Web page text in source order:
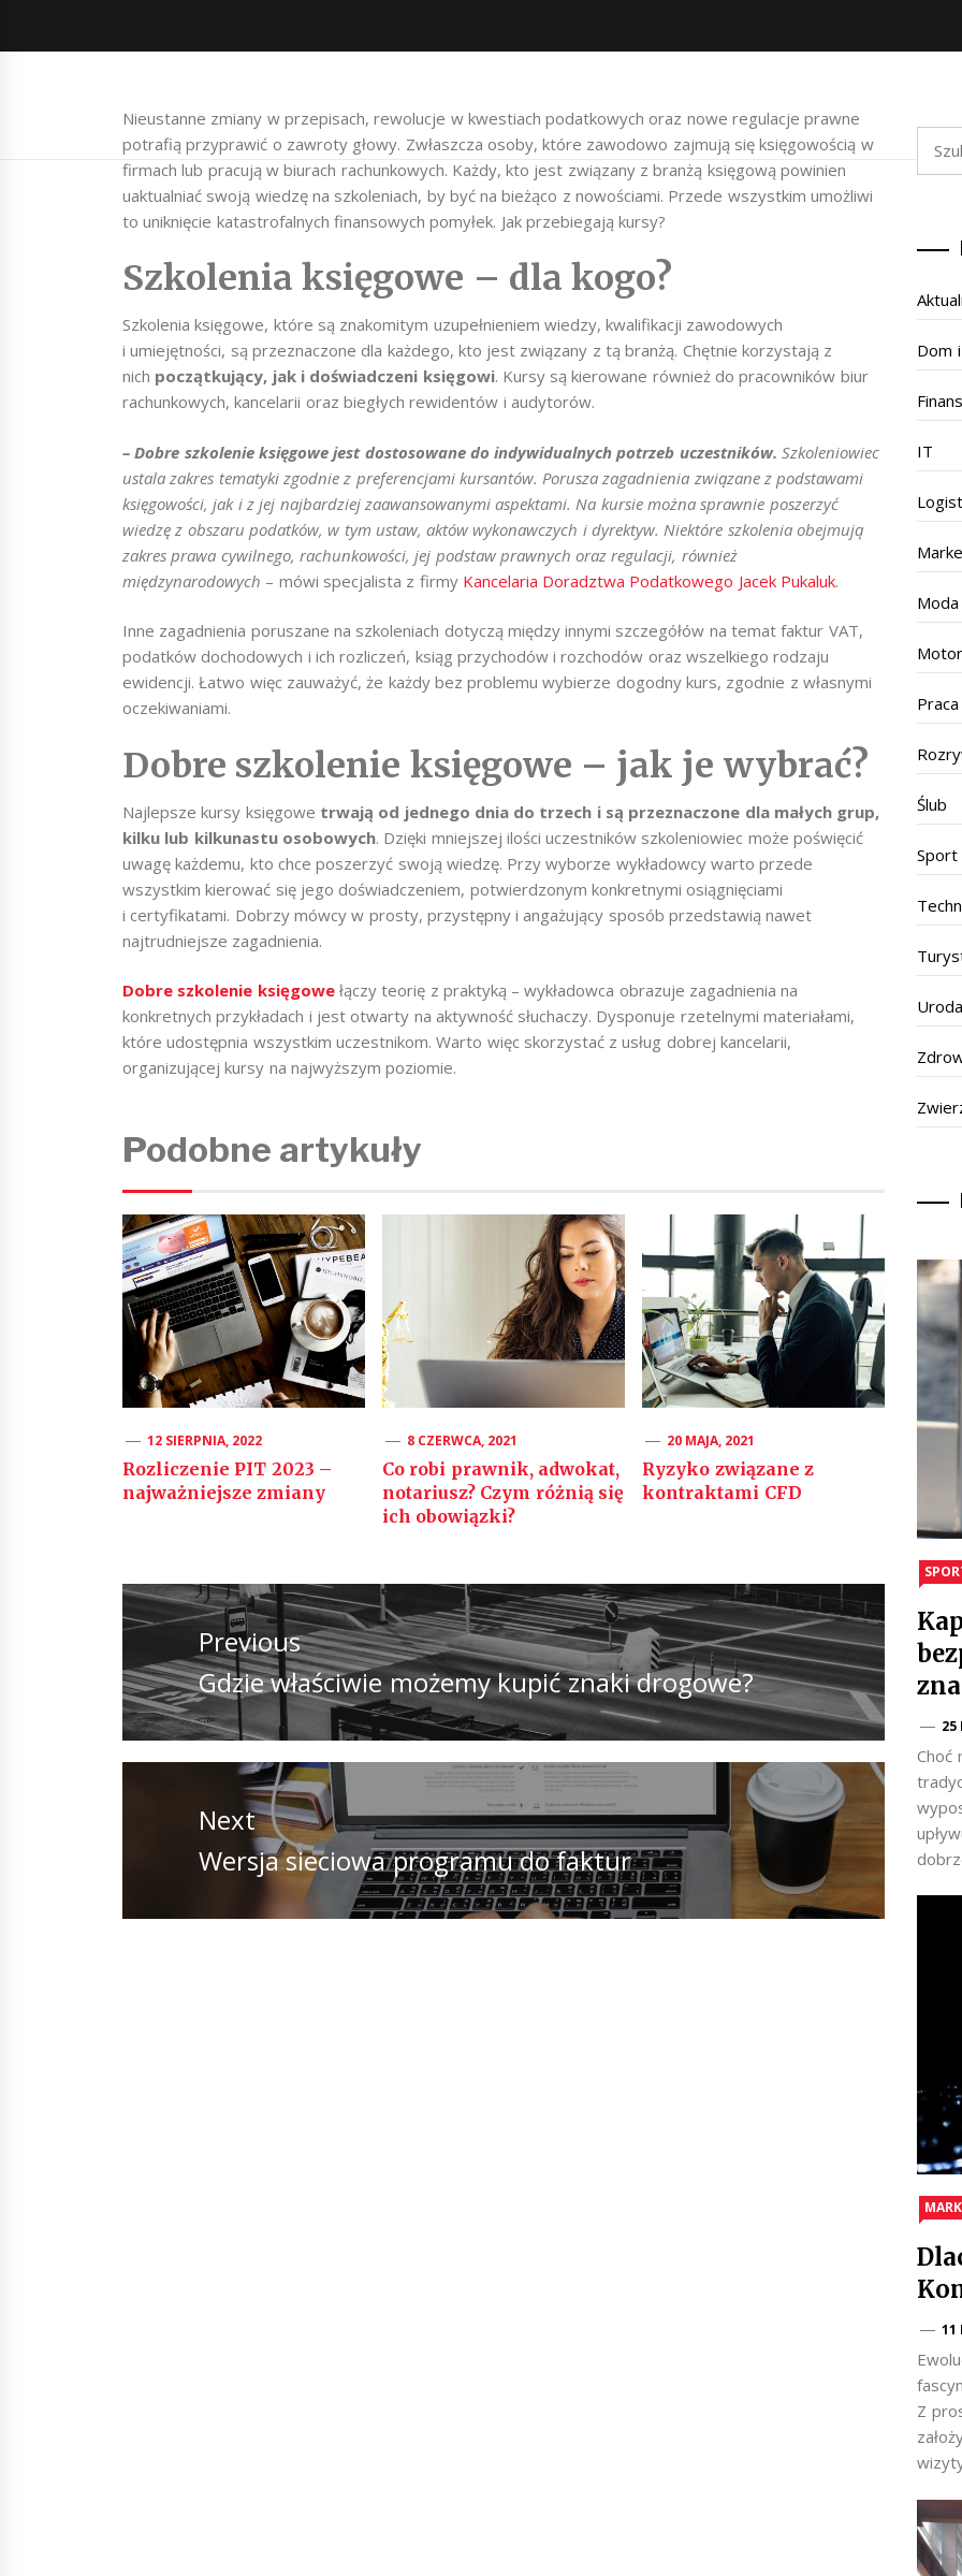
Nieustanne zmiany w przepisach, rewolucje w kwestiach podatkowych oraz nowe regulacje prawne
potrafią przyprawić o zawroty głowy. Zwłaszcza osoby, które zawodowo zajmują się księgowością w
firmach lub pracują w biurach rachunkowych. Każdy, kto jest związany z branżą księgową powinien
uaktualniać swoją wiedzę na szkoleniach, by być na bieżąco z nowościami. Przede wszystkim umożliwi
to uniknięcie katastrofalnych finansowych pomyłek. Jak przebiegają kursy?
Szkolenia księgowe – dla kogo?
Szkolenia księgowe, które są znakomitym uzupełnieniem wiedzy, kwalifikacji zawodowych
i umiejętności, są przeznaczone dla każdego, kto jest związany z tą branżą. Chętnie korzystają z
nich początkujący, jak i doświadczeni księgowi. Kursy są kierowane również do pracowników biur
rachunkowych, kancelarii oraz biegłych rewidentów i audytorów.
– Dobre szkolenie księgowe jest dostosowane do indywidualnych potrzeb uczestników. Szkoleniowiec
ustala zakres tematyki zgodnie z preferencjami kursantów. Porusza zagadnienia związane z podstawami
księgowości, jak i z jej najbardziej zaawansowanymi aspektami. Na kursie można sprawnie poszerzyć
wiedzę z obszaru podatków, w tym ustaw, aktów wykonawczych i dyrektyw. Niektóre szkolenia obejmują
zakres prawa cywilnego, rachunkowości, jej podstaw prawnych oraz regulacji, również
międzynarodowych – mówi specjalista z firmy Kancelaria Doradztwa Podatkowego Jacek Pukaluk.
Inne zagadnienia poruszane na szkoleniach dotyczą między innymi szczegółów na temat faktur VAT,
podatków dochodowych i ich rozliczeń, ksiąg przychodów i rozchodów oraz wszelkiego rodzaju
ewidencji. Łatwo więc zauważyć, że każdy bez problemu wybierze dogodny kurs, zgodnie z własnymi
oczekiwaniami.
Dobre szkolenie księgowe – jak je wybrać?
Najlepsze kursy księgowe trwają od jednego dnia do trzech i są przeznaczone dla małych grup,
kilku lub kilkunastu osobowych. Dzięki mniejszej ilości uczestników szkoleniowiec może poświęcić
uwagę każdemu, kto chce poszerzyć swoją wiedzę. Przy wyborze wykładowcy warto przede
wszystkim kierować się jego doświadczeniem, potwierdzonym konkretnymi osiągnięciami
i certyfikatami. Dobrzy mówcy w prosty, przystępny i angażujący sposób przedstawią nawet
najtrudniejsze zagadnienia.
Dobre szkolenie księgowe łączy teorię z praktyką – wykładowca obrazuje zagadnienia na
konkretnych przykładach i jest otwarty na aktywność słuchaczy. Dysponuje rzetelnymi materiałami,
które udostępnia wszystkim uczestnikom. Warto więc skorzystać z usług dobrej kancelarii,
organizującej kursy na najwyższym poziomie.
Podobne artykuły
12 SIERPNIA, 2022
Rozliczenie PIT 2023 –
najważniejsze zmiany
8 CZERWCA, 2021
Co robi prawnik, adwokat,
notariusz? Czym różnią się
ich obowiązki?
20 MAJA, 2021
Ryzyko związane z
kontraktami CFD
Nawigacja
wpisuPrevious
Previous
post:
Gdzie właściwie możemy kupić znaki drogowe?
Next
Next
Wersja sieciowa programu do faktur
Dom
IT
Moda
Praca
Ślub
Sport
25
Choć
11
Z